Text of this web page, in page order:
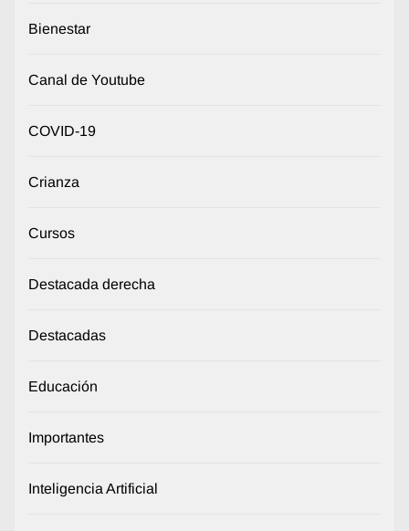
Bienestar
Canal de Youtube
COVID-19
Crianza
Cursos
Destacada derecha
Destacadas
Educación
Importantes
Inteligencia Artificial